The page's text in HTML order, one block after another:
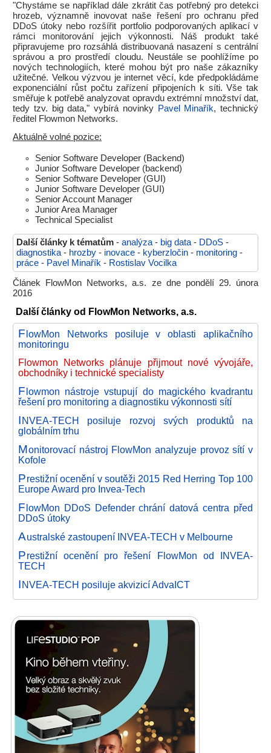
"Chystáme se například dále zkrátit čas potřebný pro detekci
hrozeb, významně inovovat naše řešení pro ochranu před
DDoS útoky nebo rozšířit portfolio podporovaných aplikací v
rámci monitorování jejich výkonnosti. Náš produkt také
připravujeme pro rozsáhlá distribuovaná nasazení s centrální
správou a pro prostředí cloudu. Neustále se poohlížíme po
nových technologiích, které mohou být pro naše zákazníky
užitečné. Velkou výzvou je internet věcí, kde předpokládáme
exponenciální růst počtu zařízení připojeních k síti. Vše tak
směřuje k potřebě analyzovat opravdu extrémní množství dat,
tedy tzv. big data," vybírá novinky Pavel Minařík, technický
ředitel Flowmon Networks.
Aktuálně volné pozice:
Senior Software Developer (Backend)
Junior Software Developer (backend)
Senior Software Developer (GUI)
Junior Software Developer (GUI)
Senior Account Manager
Junior Area Manager
Technical Specialist
Další články k tématům - analýza- big data- DDoS -
diagnostika- hrozby - inovace - kyberzločin - monitoring -
práce - Pavel Minařík - Rostislav Vocilka
Článek FlowMon Networks, a.s. ze dne pondělí 29. února
2016
Další články od FlowMon Networks, a.s.
F lowMon Networks posiluje v oblasti aplikačního
monitoringu
Flowmon Networks plánuje přijmout nové vývojáře,
obchodníky i technické specialisty
F lowmon nástroje vstupují do magického kvadrantu
řešení pro monitoring a diagnostiku výkonnosti sítí
I NVEA-TECH posiluje rozvoj svých produktů na
globálním trhu
Monitorovací nástroj FlowMon analyzuje provoz sítí v
Kofole
Prestižní ocenění v soutěži 2015 Red Herring Top 100
Europe Award pro Invea-Tech
F lowMon DDoS Defender chrání datová centra před
DDoS útoky
Australské zastoupení INVEA-TECH v Melbourne
Prestižní ocenění pro řešení FlowMon od INVEA-
TECH
I NVEA-TECH posiluje akvizicí AdvaICT